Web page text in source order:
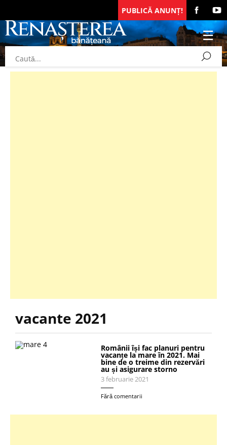
PUBLICĂ ANUNȚ!
vacante 2021
Românii își fac planuri pentru
vacanțe la mare în 2021. Mai
bine de o treime din rezervări
au și asigurare storno
3 februarie 2021
Fără comentarii